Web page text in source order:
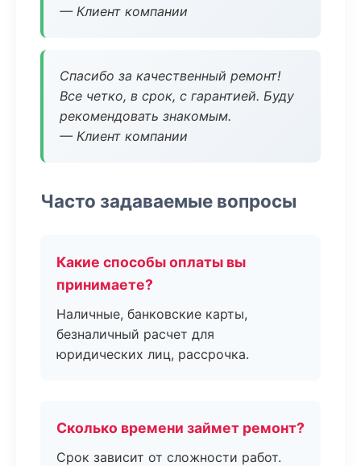
— Клиент компании
Спасибо за качественный ремонт!
Все четко, в срок, с гарантией. Буду
рекомендовать знакомым.
— Клиент компании
Часто задаваемые вопросы
Какие способы оплаты вы
принимаете?
Наличные, банковские карты,
безналичный расчет для
юридических лиц, рассрочка.
Сколько времени займет ремонт?
Срок зависит от сложности работ.